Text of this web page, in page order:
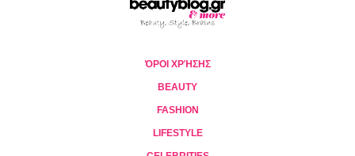
ΌΡΟΙ ΧΡΉΣΗΣ
BEAUTY
FASHION
LIFESTYLE